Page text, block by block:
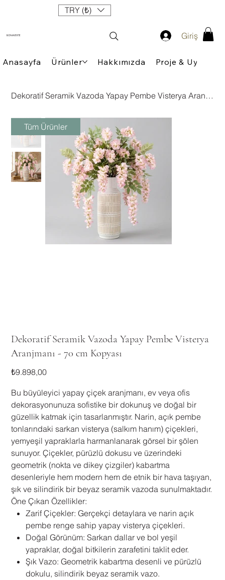
TRY (₺)
BONAVERTE Giriş
Anasayfa Ürünler Hakkımızda Proje &
Dekoratif Seramik Vazoda Yapay Pembe Visterya Aranjmanı - 70 cm Kopyası
Dekoratif Seramik Vazoda Yapay Pembe Visterya
Aranjmanı - 70 cm Kopyası
Fiyat
₺9.898,00
Bu büyüleyici yapay çiçek aranjmanı, ev veya ofis
dekorasyonunuza sofistike bir dokunuş ve doğal bir
güzellik katmak için tasarlanmıştır. Narin, açık pembe
tonlarındaki sarkan visterya (salkım hanım) çiçekleri,
yemyeşil yapraklarla harmanlanarak görsel bir şölen
sunuyor. Çiçekler, pürüzlü dokusu ve üzerindeki
geometrik (nokta ve dikey çizgiler) kabartma
desenleriyle hem modern hem de etnik bir hava taşıyan,
şık ve silindirik bir beyaz seramik vazoda sunulmaktadır.
Öne Çıkan Özellikler:
Zarif Çiçekler: Gerçekçi detaylara ve narin açık
pembe renge sahip yapay visterya çiçekleri.
Doğal Görünüm: Sarkan dallar ve bol yeşil
yapraklar, doğal bitkilerin zarafetini taklit eder.
Şık Vazo: Geometrik kabartma desenli ve pürüzlü
dokulu, silindirik beyaz seramik vazo.
Tüm Ürünler